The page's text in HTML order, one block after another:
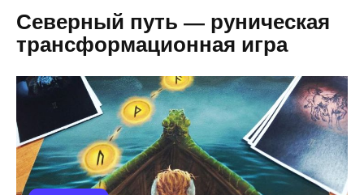
Северный путь — руническая
трансформационная игра